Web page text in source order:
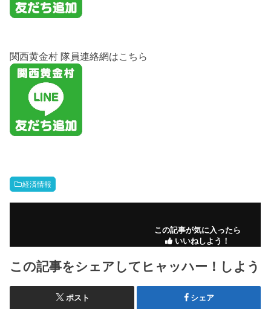
関西黄金村 隊員連絡網はこちら
経済情報
この記事が気に入ったら
いいねしよう！
この記事をシェアしてヒャッハー！しよう
ポスト シェア